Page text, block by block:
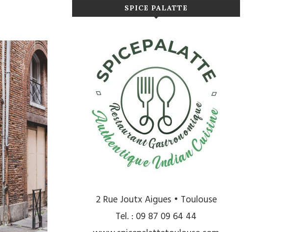
SPICE PALATTE
2 Rue Joutx Aigues • Toulouse
Tel. : 09 87 09 64 44